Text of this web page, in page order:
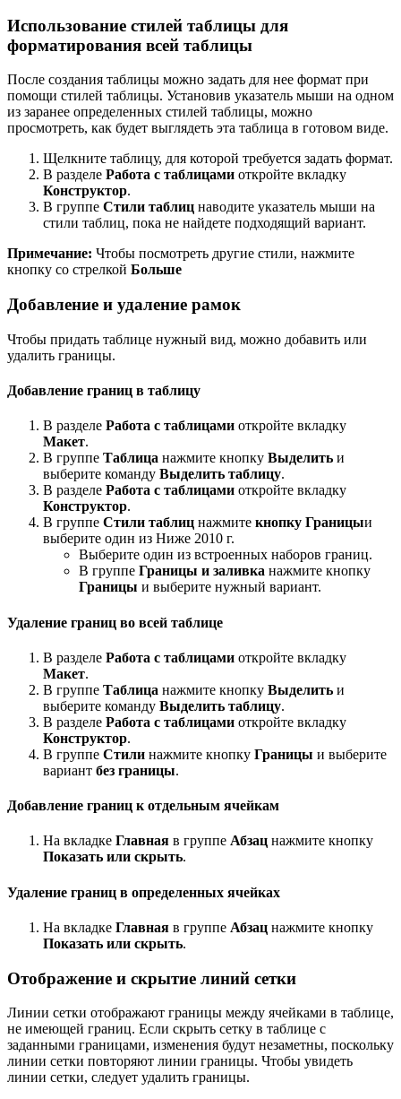
Использование стилей таблицы для
форматирования всей таблицы
После создания таблицы можно задать для нее формат при
помощи стилей таблицы. Установив указатель мыши на одном
из заранее определенных стилей таблицы, можно
просмотреть, как будет выглядеть эта таблица в готовом виде.
Щелкните таблицу, для которой требуется задать формат.
В разделе Работа с таблицами откройте вкладку
Конструктор.
В группе Стили таблиц наводите указатель мыши на
стили таблиц, пока не найдете подходящий вариант.
Примечание: Чтобы посмотреть другие стили, нажмите
кнопку со стрелкой Больше
Добавление и удаление рамок
Чтобы придать таблице нужный вид, можно добавить или
удалить границы.
Добавление границ в таблицу
В разделе Работа с таблицами откройте вкладку
Макет.
В группе Таблица нажмите кнопку Выделить и
выберите команду Выделить таблицу.
В разделе Работа с таблицами откройте вкладку
Конструктор.
В группе Стили таблиц нажмите кнопку Границыи
выберите один из Ниже 2010 г.
Выберите один из встроенных наборов границ.
В группе Границы и заливка нажмите кнопку
Границы и выберите нужный вариант.
Удаление границ во всей таблице
В разделе Работа с таблицами откройте вкладку
Макет.
В группе Таблица нажмите кнопку Выделить и
выберите команду Выделить таблицу.
В разделе Работа с таблицами откройте вкладку
Конструктор.
В группе Стили нажмите кнопку Границы и выберите
вариант без границы.
Добавление границ к отдельным ячейкам
На вкладке Главная в группе Абзац нажмите кнопку
Показать или скрыть.
Удаление границ в определенных ячейках
На вкладке Главная в группе Абзац нажмите кнопку
Показать или скрыть.
Отображение и скрытие линий сетки
Линии сетки отображают границы между ячейками в таблице,
не имеющей границ. Если скрыть сетку в таблице с
заданными границами, изменения будут незаметны, поскольку
линии сетки повторяют линии границы. Чтобы увидеть
линии сетки, следует удалить границы.